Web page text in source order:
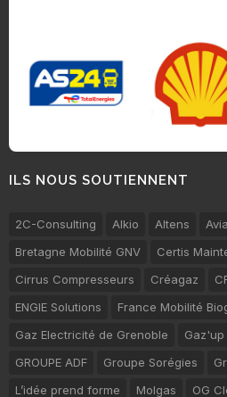
ILS NOUS SOUTIENNENT
2C-Consulting Alkio Altens Avia
Bretagne Mobilité GNV
Certis
Cirrus Compresseurs
Créagaz
ENGIE Solutions
France Mobilité
Gaz Electricité de Grenoble
Gaz'up
GROUPE ADF
Groupe Sorégies
L’idée prend forme
Molgas OG